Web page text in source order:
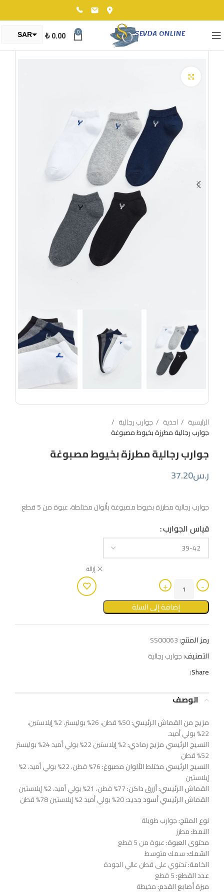
0
₺0.00
SAR
TRY
الرئيسية احذية
جوارب رجالية
جوارب رجالية مطرزة بخيوط مصبوغة
جوارب رجالية مطرزة بخيوط مصبوغة
ر.س37.20
جوارب رجالية مطرزة بخيوط مصبوغة بألوان مختلطة، عبوة من 5 قطع
قياس الجوارب
إزالة
إضافة إلى السلة
رمز المنتج:SS00063
التصنيف:جوارب رجالية
Share:
الوصف
مزيج من القماش الرئيسي:
50% قطن، 26% بوليستر، 2% إيلاستين،
22% بولي أميد.
النسيج الرئيسي مزيج رمادي:
2% إيلاستين 22% بولي أميد 24% بوليستر
52% قطن
النسيج الرئيسي مختلط الألوان مصبوغ:
76% قطن، 22% بولي أميد، 2%
إيلاستين
القماش الرئيسي: أزرق داكن:
القماش الرئيسي أسود جديد:
نوع المنتج:جوارب طويلة
النمط:مطرز
محتوى العبوة:عبوة من 5 قطع
السُمك:سمك متوسط
الخامة:تحتوي على قطن عالي الجودة
عدد القطع:
ميزة أصابع القدم:مخيطة